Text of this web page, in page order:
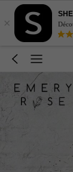
×